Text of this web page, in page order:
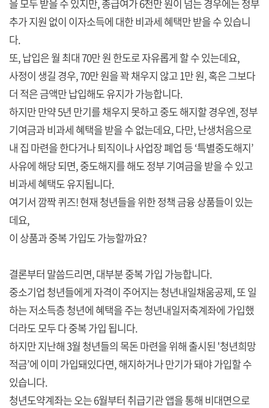
을 모두 받을 수 있지만, 총급여가 6천만 원이 넘는 경우에는 정부
추가 지원 없이 이자소득에 대한 비과세 혜택만 받을 수 있습니
다.
또, 납입은 월 최대 70만 원 한도로 자유롭게 할 수 있는데요,
사정이 생길 경우, 70만 원을 꽉 채우지 않고 1만 원, 혹은 그보다
더 적은 금액만 납입해도 유지가 가능합니다.
하지만 만약 5년 만기를 채우지 못하고 중도 해지할 경우엔, 정부
기여금과 비과세 혜택을 받을 수 없는데요, 다만, 난생처음으로
내 집 마련을 한다거나 퇴직이나 사업장 폐업 등 ‘특별중도해지’
사유에 해당 되면, 중도해지를 해도 정부 기여금을 받을 수 있고
비과세 혜택도 유지됩니다.
여기서 깜짝 퀴즈! 현재 청년들을 위한 정책 금융 상품들이 있는
데요,
이 상품과 중복 가입도 가능할까요?
결론부터 말씀드리면, 대부분 중복 가입 가능합니다.
중소기업 청년들에게 자격이 주어지는 청년내일채움공제, 또 일
하는 저소득층 청년에 혜택을 주는 청년내일저축계좌에 가입했
더라도 모두 다 중복 가입 됩니다.
하지만 지난해 3월 청년들의 목돈 마련을 위해 출시된 '청년희망
적금’에 이미 가입돼있다면, 해지하거나 만기가 돼야 가입할 수
있습니다.
청년도약계좌는 오는 6월부터 취급기관 앱을 통해 비대면으로